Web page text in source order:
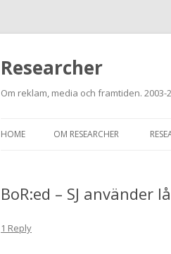
Researcher
Om reklam, media och framtiden. 2003-
HOME OM RESEARCHER
BoR:ed – SJ använder
1 Reply